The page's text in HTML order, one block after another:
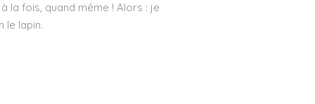
la fois, quand même ! Alors : je
le lapin.